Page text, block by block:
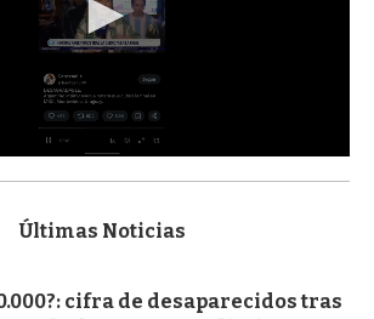
Últimas Noticias
cifra de desaparecidos tras